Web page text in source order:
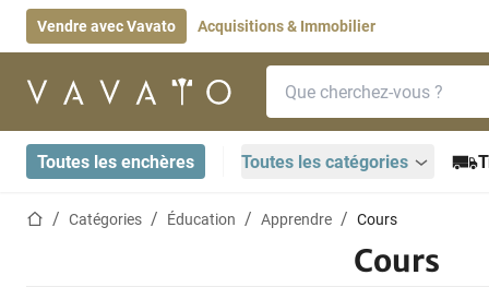
Vendre avec Vavato Acquisitions & Immobilier
Page d'accueil
Toutes les enchères Toutes les catégories
Page d'accueil
Catégories Éducation Apprendre Cours
Cours